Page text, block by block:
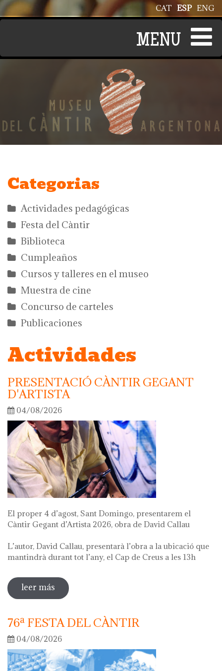
Pasar al contenido principal ENG
ESP
CAT
Categorias
Actividades pedagógicas
Festa del Càntir
Biblioteca
Cumpleaños
Cursos y talleres en el museo
Muestra de cine
Concurso de carteles
Publicaciones
Actividades
PRESENTACIÓ CÀNTIR GEGANT
D'ARTISTA
04/08/2026
El proper 4 d’agost, Sant Domingo, presentarem el
Càntir Gegant d’Artista 2026, obra de David Callau
L’autor, David Callau, presentarà l’obra a la ubicació que
mantindrà durant tot l’any, el Cap de Creus a les 13h
leer más sobre presentació càntir gegant d'artista
76ª FESTA DEL CÀNTIR
04/08/2026